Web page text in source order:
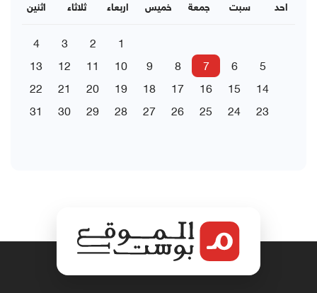
اثنين ثلاثاء اربعاء خميس جمعة سبت احد
1
2
3
4
5
6
7
8
9
10
11
12
13
14
15
16
17
18
19
20
21
22
23
24
25
26
27
28
29
30
31